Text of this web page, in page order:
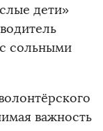
дети»
сольными
важность